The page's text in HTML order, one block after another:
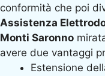
conformità che poi
Assistenza
Monti Saronno
avere due vantaggi
Estensione